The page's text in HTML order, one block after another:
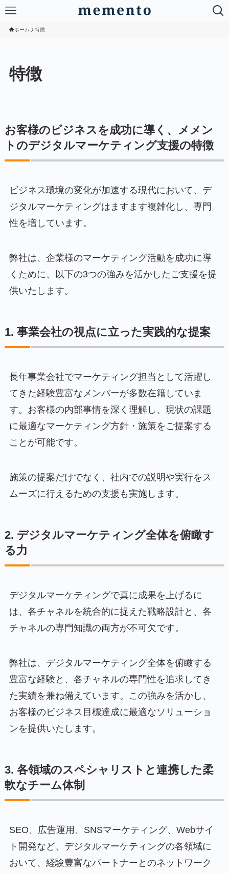
ホーム 特徴
特徴
お客様のビジネスを成功に導く、メメン
トのデジタルマーケティング支援の特徴
ビジネス環境の変化が加速する現代において、デ
ジタルマーケティングはますます複雑化し、専門
性を増しています。
弊社は、企業様のマーケティング活動を成功に導
くために、以下の3つの強みを活かしたご支援を提
供いたします。
1. 事業会社の視点に立った実践的な提案
長年事業会社でマーケティング担当として活躍し
てきた経験豊富なメンバーが多数在籍していま
す。お客様の内部事情を深く理解し、現状の課題
に最適なマーケティング方針・施策をご提案する
ことが可能です。
施策の提案だけでなく、社内での説明や実行をス
ムーズに行えるための支援も実施します。
2. デジタルマーケティング全体を俯瞰す
る力
デジタルマーケティングで真に成果を上げるに
は、各チャネルを統合的に捉えた戦略設計と、各
チャネルの専門知識の両方が不可欠です。
弊社は、デジタルマーケティング全体を俯瞰する
豊富な経験と、各チャネルの専門性を追求してき
た実績を兼ね備えています。この強みを活かし、
お客様のビジネス目標達成に最適なソリューショ
ンを提供いたします。
3. 各領域のスペシャリストと連携した柔
軟なチーム体制
SEO、広告運用、SNSマーケティング、Webサイ
ト開発など、デジタルマーケティングの各領域に
おいて、経験豊富なパートナーとのネットワーク